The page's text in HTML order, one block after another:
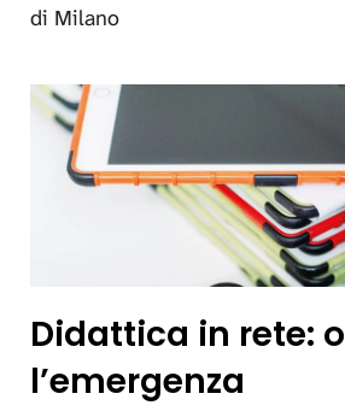
di Milano
Didattica in rete:
l’emergenza